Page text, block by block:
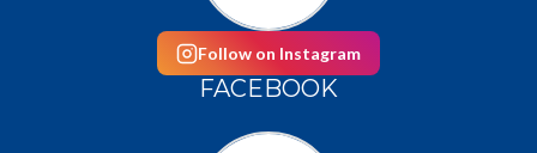
Follow on Instagram
FACEBOOK